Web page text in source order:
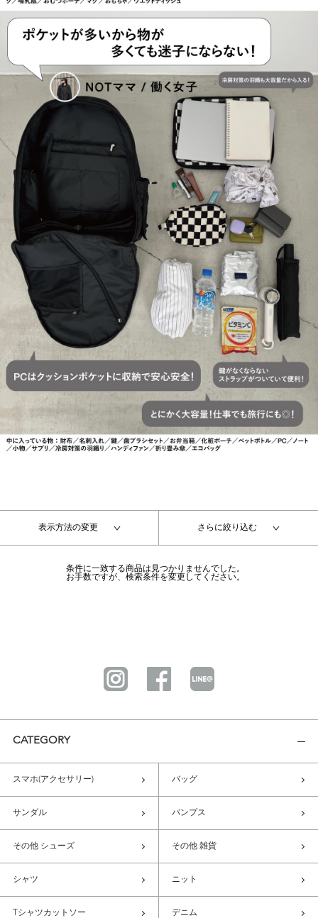
表示方法の変更 さらに絞り込む
条件に一致する商品は見つかりませんでした。
お手数ですが、検索条件を変更してください。
CATEGORY
スマホ(アクセサリー) バッグ
サンダル パンプス
その他 シューズ その他 雑貨
シャツ ニット
Tシャツカットソー デニム